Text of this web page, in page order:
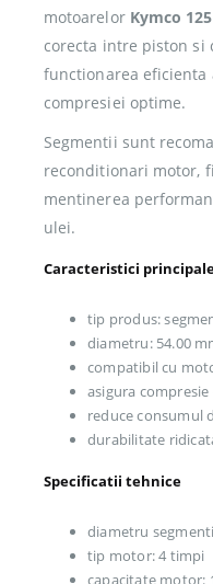
motoarelor Kymco
corecta intre piston
functionarea
compresiei optime.
Segmentii sunt
reconditionari motor,
mentinerea
ulei.
Caracteristici
tip produs:
diametru: 54.00
compatibil cu
asigura compresie
reduce consumul
durabilitate
Specificatii tehnice
diametru
tip motor: 4 timpi
capacitate motor: